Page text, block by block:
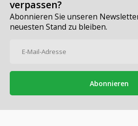
verpassen?
Abonnieren Sie unseren
neuesten Stand zu bleiben.
Abonnieren